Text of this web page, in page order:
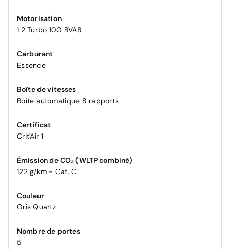
Motorisation
1.2 Turbo 100 BVA8
Carburant
Essence
Boîte de vitesses
Boîte automatique 8 rapports
Certificat
Crit'Air 1
Émission de CO₂ (WLTP combiné)
122 g/km - Cat. C
Couleur
Gris Quartz
Nombre de portes
5